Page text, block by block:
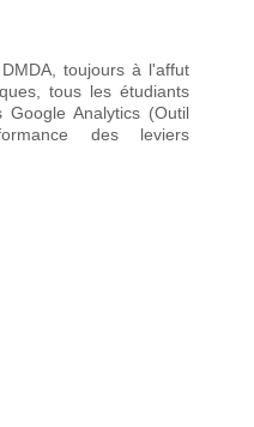
toujours à l'affut
tous les étudiants
Google Analytics (Outil
des leviers